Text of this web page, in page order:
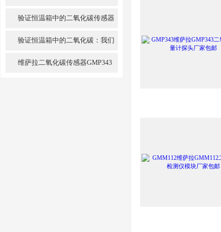
验证恒温箱中的二氧化碳传感器
GMP251和GMP252
验证恒温箱中的二氧化碳：我们
需要绘制分布图吗？
维萨拉二氧化碳传感器GMP343